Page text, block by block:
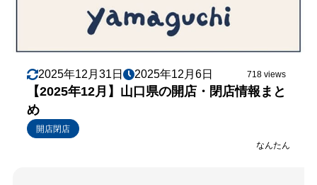
2025年12月31日 2025年12月6日 718 views
【2025年12月】山口県の開店・閉店情報まと
め
開店閉店
なんたん